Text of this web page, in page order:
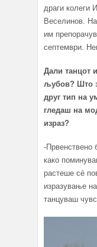
драги колеги
Веселинов. На
им
септември.
Дали танцот
љубов? Што
друг тип на
гледаш на
израз?
-Првенствено
како
растеше сè
изразување
танцуваш